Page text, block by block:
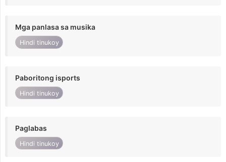
Mga panlasa sa musika
Hindi tinukoy
Paboritong isports
Hindi tinukoy
Paglabas
Hindi tinukoy